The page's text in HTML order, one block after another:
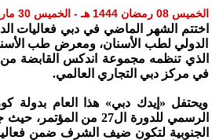
الخميس 08 رمضان 1444 هـ - الخميس 30 مارس 2023 م 07:24:44 PM
في مركز دبي التجاري العالمي.
ويحتفل «إيدك دبي» هذا العام بدولة
الرسمي للدورة ال27 من
الجنوبية لتكون ضيف الشرف ضمن